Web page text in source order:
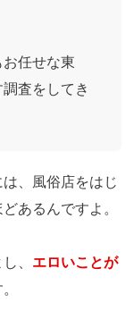
任せな東
査をしてき
、風俗店をはじ
あるんですよ。
、 エロいことが